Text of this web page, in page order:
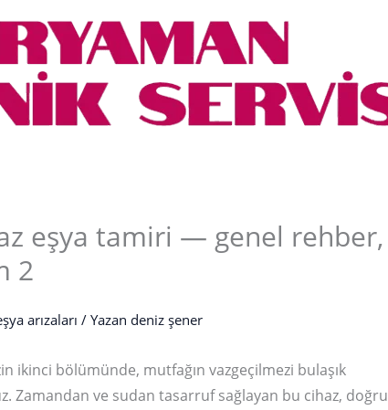
eşya tamiri — genel rehber,
2
arızaları / Yazan deniz şener
ikinci bölümünde, mutfağın vazgeçilmezi bulaşık
Zamandan ve sudan tasarruf sağlayan bu cihaz, doğru